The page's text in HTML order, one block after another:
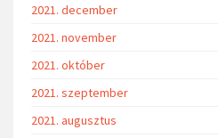
2021. december
2021. november
2021. október
2021. szeptember
2021. augusztus